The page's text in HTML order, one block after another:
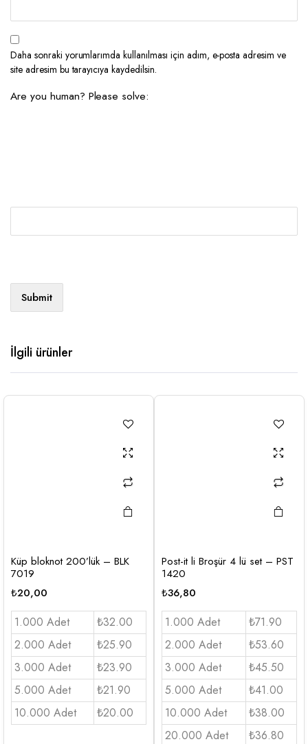
Daha sonraki yorumlarımda kullanılması için adım, e-posta adresim ve
site adresim bu tarayıcıya kaydedilsin.
Are you human? Please solve:
İlgili ürünler
Küp bloknot 200’lük – BLK
7019
₺20,00
1.000 Adet
₺32.00
2.000 Adet
₺25.90
3.000 Adet
₺23.90
5.000 Adet
₺21.90
10.000 Adet
₺20.00
Post-it li Broşür 4 lü set – PST
1420
₺36,80
1.000 Adet
₺71.90
2.000 Adet
₺53.60
3.000 Adet
₺45.50
5.000 Adet
₺41.00
10.000 Adet
₺38.00
20.000 Adet
₺36.80